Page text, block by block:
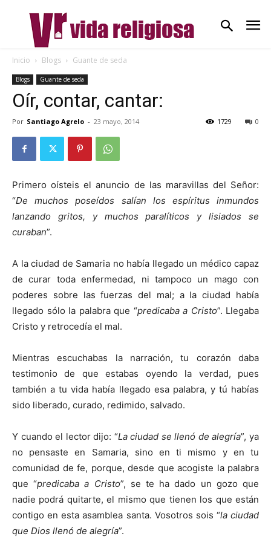
Inicio Blogs Guante de seda
Blogs Guante de seda
Oír, contar, cantar:
Por Santiago Agrelo - 23 mayo, 2014 0
1729
Primero oísteis el anuncio de las maravillas del Señor:
“De muchos poseídos salían los espíritus inmundos
lanzando gritos, y muchos paralíticos y lisiados se
curaban”.
A la ciudad de Samaria no había llegado un médico capaz
de curar toda enfermedad, ni tampoco un mago con
poderes sobre las fuerzas del mal; a la ciudad había
llegado sólo la palabra que “predicaba a Cristo”. Llegaba
Cristo y retrocedía el mal.
Mientras escuchabas la narración, tu corazón daba
testimonio de que estabas oyendo la verdad, pues
también a tu vida había llegado esa palabra, y tú habías
sido liberado, curado, redimido, salvado.
Y cuando el lector dijo: “La ciudad se llenó de alegría”, ya
no pensaste en Samaria, sino en ti mismo y en tu
comunidad de fe, porque, desde que acogiste la palabra
que “predicaba a Cristo”, se te ha dado un gozo que
nadie podrá quitarte, el mismo que tienen los que están
contigo en esta asamblea santa. Vosotros sois “la ciudad
que Dios llenó de alegría”.